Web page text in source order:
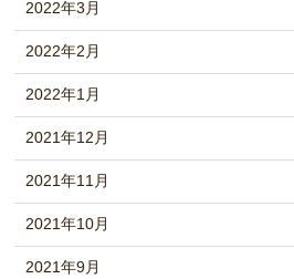
2022年3月
2022年2月
2022年1月
2021年12月
2021年11月
2021年10月
2021年9月